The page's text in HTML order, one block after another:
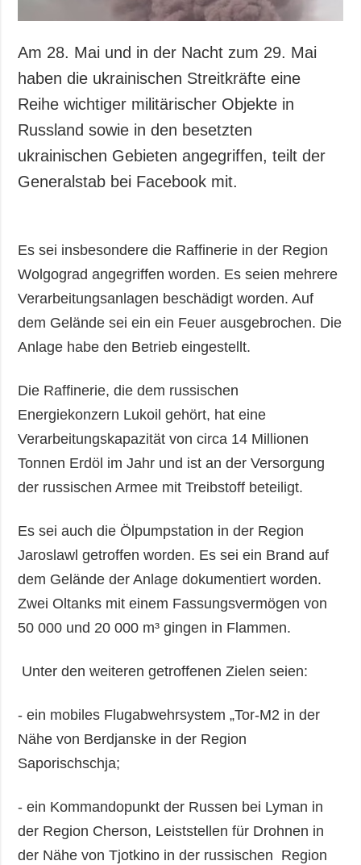
Am 28. Mai und in der Nacht zum 29. Mai
haben die ukrainischen Streitkräfte eine
Reihe wichtiger militärischer Objekte in
Russland sowie in den besetzten
ukrainischen Gebieten angegriffen, teilt der
Generalstab bei Facebook mit.
Es sei insbesondere die Raffinerie in der Region
Wolgograd angegriffen worden. Es seien mehrere
Verarbeitungsanlagen beschädigt worden. Auf
dem Gelände sei ein ein Feuer ausgebrochen. Die
Anlage habe den Betrieb eingestellt.
Die Raffinerie, die dem russischen
Energiekonzern Lukoil gehört, hat eine
Verarbeitungskapazität von circa 14 Millionen
Tonnen Erdöl im Jahr und ist an der Versorgung
der russischen Armee mit Treibstoff beteiligt.
Es sei auch die Ölpumpstation in der Region
Jaroslawl getroffen worden. Es sei ein Brand auf
dem Gelände der Anlage dokumentiert worden.
Zwei Oltanks mit einem Fassungsvermögen von
50 000 und 20 000 m³ gingen in Flammen.
Unter den weiteren getroffenen Zielen seien:
- ein mobiles Flugabwehrsystem „Tor-M2 in der
Nähe von Berdjanske in der Region
Saporischschja;
- ein Kommandopunkt der Russen bei Lyman in
der Region Cherson, Leiststellen für Drohnen in
der Nähe von Tjotkino in der russischen Region